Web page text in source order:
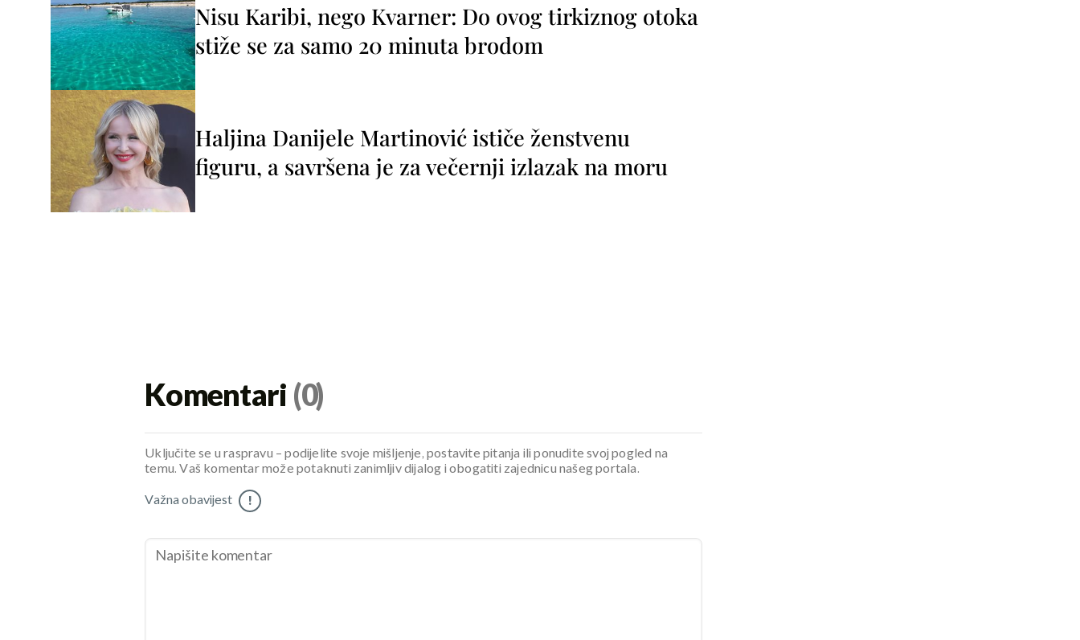
Nisu Karibi, nego Kvarner: Do ovog tirkiznog otoka
stiže se za samo 20 minuta brodom
Haljina Danijele Martinović ističe ženstvenu
figuru, a savršena je za večernji izlazak na moru
Komentari (0)
Uključite se u raspravu – podijelite svoje mišljenje, postavite pitanja ili ponudite svoj pogled na
temu. Vaš komentar može potaknuti zanimljiv dijalog i obogatiti zajednicu našeg portala.
Važna obavijest !